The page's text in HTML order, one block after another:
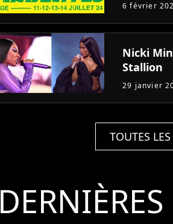
6 février
Nicki
Stallion
29 janvier
TOUTES
DERNIÈRES